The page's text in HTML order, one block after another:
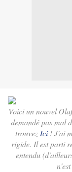
Voici un nouvel
demandé pas mal
trouvez Ici! J'ai
rigide. Il est parti
entendu